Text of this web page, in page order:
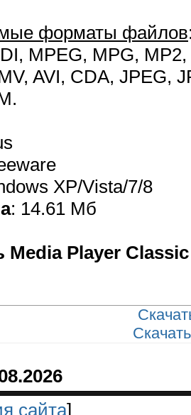
форматы файлов
MPEG, MPG,
AVI, CDA, JPEG,
XP/Vista/7/8
: 14.61 Мб
Media Player
сайта]